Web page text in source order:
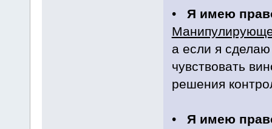
• Я имею
а если я
чувствовать
решения
• Я имею